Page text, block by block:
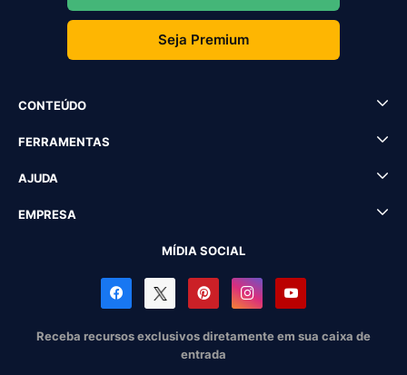
Seja Premium
CONTEÚDO
FERRAMENTAS
AJUDA
EMPRESA
MÍDIA SOCIAL
Receba recursos exclusivos diretamente em sua caixa de
entrada